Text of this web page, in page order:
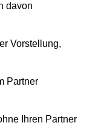
davon
Vorstellung,
Partner
Ihren Partner